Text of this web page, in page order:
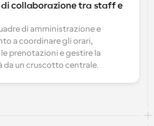
collaborazione tra staff e
di amministrazione e
a coordinare gli orari,
prenotazioni e gestire la
da un cruscotto centrale.